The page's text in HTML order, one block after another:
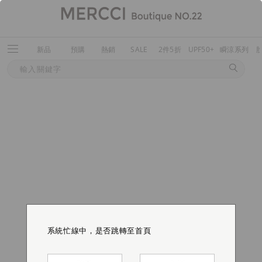
新品 預購 熱銷 SALE 2件5折 UPF50+ 瞬涼系列
系統忙線中，是否跳轉至首頁
系統忙線中，是否跳轉至首頁
系統忙線中，是否跳轉至首頁
系統忙線中，是否跳轉至首頁
系統忙線中，是否跳轉至首頁